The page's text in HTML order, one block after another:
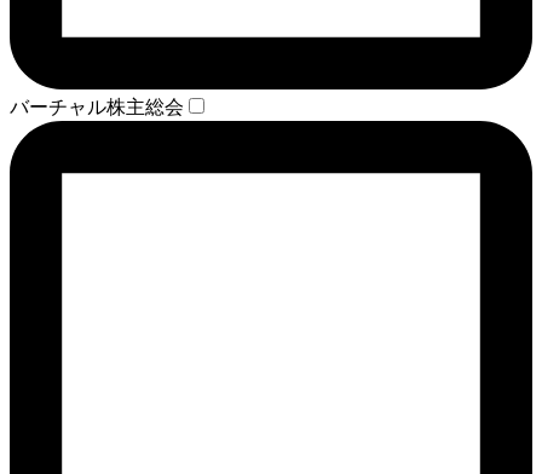
バーチャル株主総会